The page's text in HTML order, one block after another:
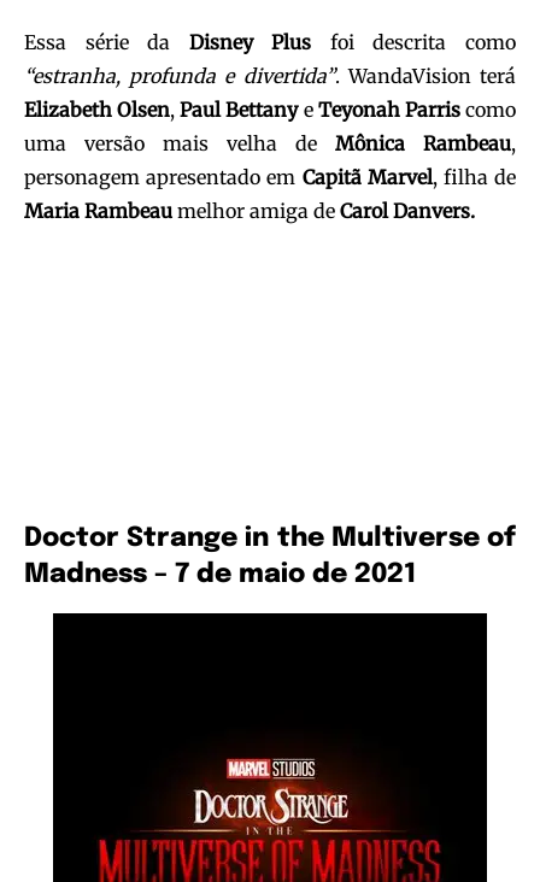
Essa série da Disney Plus foi descrita como
“estranha, profunda e divertida”. WandaVision terá
Elizabeth Olsen,Paul Bettanye Teyonah Parriscomo
uma versão mais velha de Mônica Rambeau,
personagem apresentado em Capitã Marvel, filha de
Maria Rambeau melhor amiga de Carol Danvers.
Doctor Strange in the Multiverse of
Madness – 7 de maio de 2021